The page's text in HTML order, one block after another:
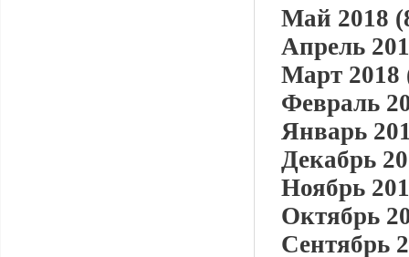
Май 2018
Апрель
Март 2018
Февраль
Январь
Декабрь
Ноябрь
Октябрь
Сентябрь